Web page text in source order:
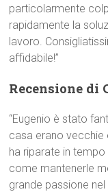
particolarmente
rapidamente la
lavoro.
affidabile!”
Recensione di
“Eugenio è stato
casa erano vecchie
ha riparate in
come mantenerle
grande passione